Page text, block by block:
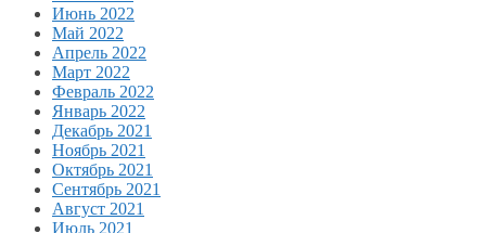
Июнь 2022
Май 2022
Апрель 2022
Март 2022
Февраль 2022
Январь 2022
Декабрь 2021
Ноябрь 2021
Октябрь 2021
Сентябрь 2021
Август 2021
Июль 2021